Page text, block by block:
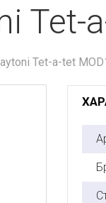
Tet-
Tet-a-tet